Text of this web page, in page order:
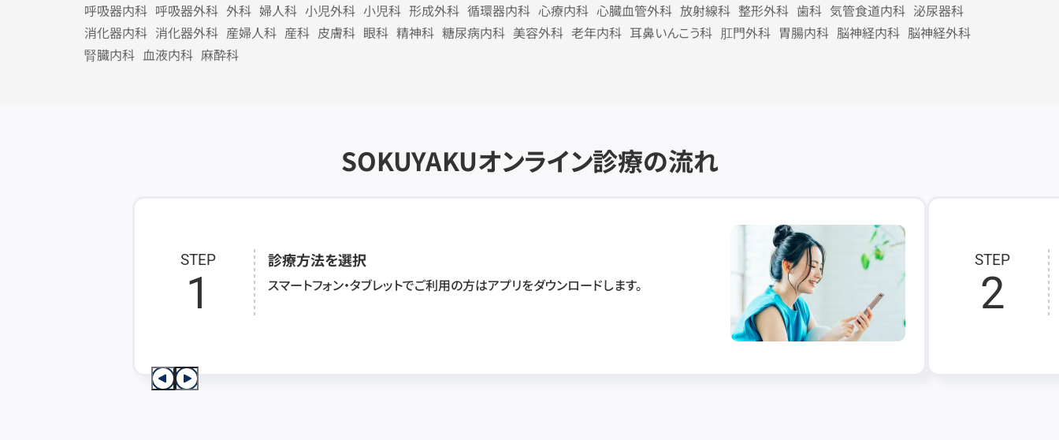
呼吸器内科 呼吸器外科 外科 婦人科 小児外科 小児科 形成外科 循環器内科 心療内科 心臓血管外科 放射線科 整形外科 歯科 気管食道内科 泌尿器科
消化器内科 消化器外科 産婦人科 産科 皮膚科 眼科 精神科 糖尿病内科 美容外科 老年内科 耳鼻いんこう科 肛門外科 胃腸内科 脳神経内科 脳神経外科
腎臓内科 血液内科 麻酔科
SOKUYAKUオンライン診療の流れ
STEP
1
診療方法を選択
スマートフォン・タブレットでご利用の方はアプリをダウンロードします。
STEP
2